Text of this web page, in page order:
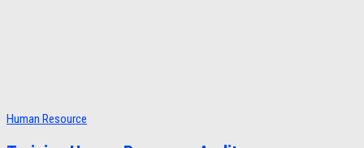
Human Resource